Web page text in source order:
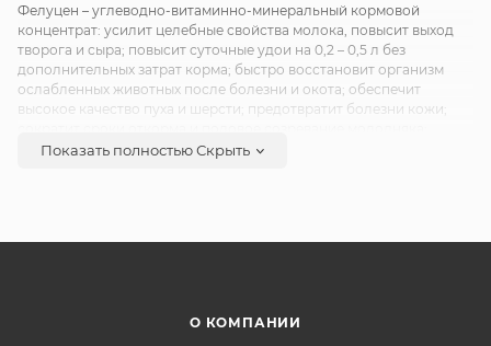
Фелуцен – углеводно-витаминно-минеральный кормовой
концентрат: усилит целебные свойства молока, повысит выход
творога и сыра; повысит суточные удои на 0,2 – 0,5 л без
дополнительных затрат корма; быстро восстановит организм
ослабленных животных после болезни и окота; обеспечит
высокое качество пуха и шерсти; предотвратит болезни кожи;
предупредит расстройства пищеварения, болезни копыт и
Показать полностьюСкрыть
О КОМПАНИИ